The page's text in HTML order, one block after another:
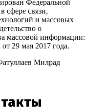
Федеральной
сфере связи,
и массовых
о
массовой информации:
29 мая 2017 года.
Милрад